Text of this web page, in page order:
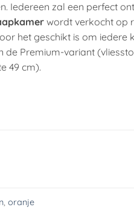
Iedereen zal een perfect
wordt verkocht op
het geschikt is om iedere
Premium-variant
49 cm).
,oranje